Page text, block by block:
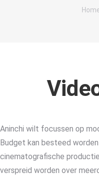
Aninchi wilt focussen op
Budget kan besteed
cinematografische
verspreid worden over